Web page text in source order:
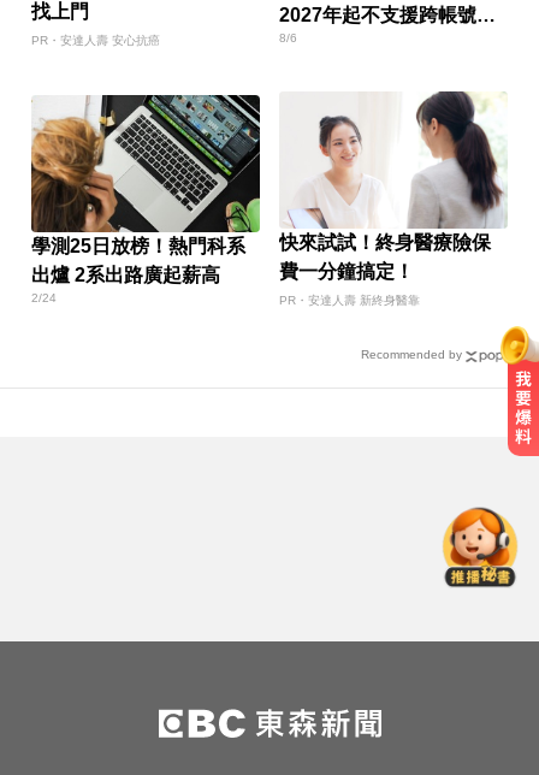
找上門
PR・安達人壽 安心抗癌
2027年起不支援跨帳號寄
信
8/6
學測25日放榜！熱門科系
出爐 2系出路廣起薪高
2/24
快來試試！終身醫療險保
費一分鐘搞定！
PR・安達人壽 新終身醫靠
Recommended by
秘生物頭部」官方證實了
緯創股利2度延發史上首例 金管會
說重話：考慮收回股務自辦